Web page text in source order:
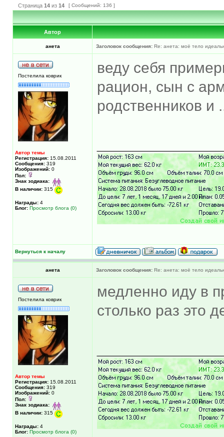
Страница 14 из 14 [ Сообщений: 136 ]
Автор
анета Заголовок сообщения: Re: анета: моё тело
Постелила коврик
Автор темы
Регистрация: 15.08.2011
Сообщения: 319
Изображений: 0
Пол:
Знак зодиака:
В наличии: 315
Награды: 4
Блог: Просмотр блога (0)
веду себя
рацион, сын с
родственников и
Вернуться к началу
анета Заголовок сообщения: Re: анета: моё тело
Постелила коврик
Автор темы
Регистрация: 15.08.2011
Сообщения: 319
Изображений: 0
Пол:
Знак зодиака:
В наличии: 315
Награды: 4
Блог: Просмотр блога (0)
медленно иду в
столько раз это